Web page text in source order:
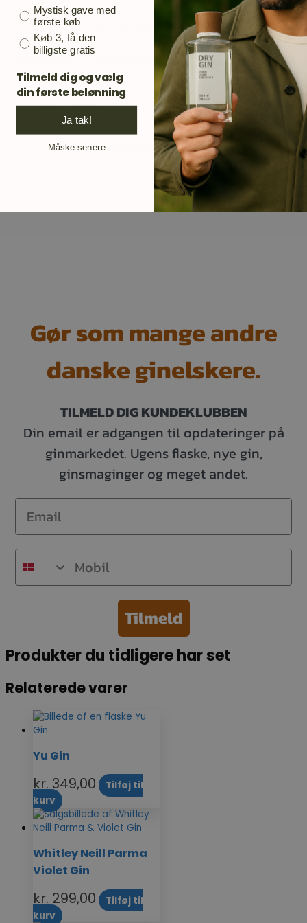
Write a review
Reviews 0
No reviews yet
Gør som mange andre
danske ginelskere.
TILMELD DIG KUNDEKLUBBEN
Din email er adgangen til opdateringer på
ginmarkedet. Ugens flaske, nye gin,
ginsmaginger og meget andet.
Email
Mobil
Tilmeld
Produkter du tidligere har set
Relaterede varer
Yu Gin
kr. 349,00
Tilføj til
kurv
Whitley Neill Parma
Violet Gin
kr. 299,00
Tilføj til
kurv
Mystisk gave med
første køb
Køb 3, få den
billigste gratis
Tilmeld dig og vælg
din første belønning
Ja tak!
Måske senere